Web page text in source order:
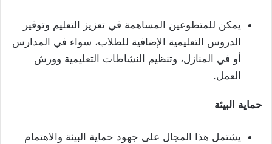
يمكن للمتطوعين المساهمة في تعزيز التعليم وتوفير
الدروس التعليمية الإضافية للطلاب، سواء في المدارس
أو في المنازل، وتنظيم النشاطات التعليمية وورش
العمل.
حماية البيئة
يشتمل هذا المجال على جهود حماية البيئة والاهتمام